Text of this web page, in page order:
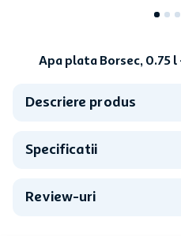
Apa plata Borsec, 0.75 l
Descriere produs
Specificatii
Review-uri